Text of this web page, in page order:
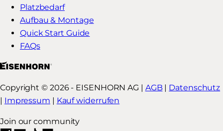
Platzbedarf
Aufbau & Montage
Quick Start Guide
FAQs
Copyright © 2026 - EISENHORN AG | AGB| Datenschutz
| Impressum | Kauf widerrufen
Join our community